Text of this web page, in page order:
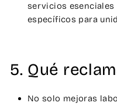
servicios
específicos para
5. Qué
No solo mejoras